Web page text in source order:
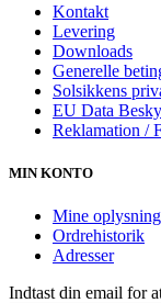
Kontakt
Levering
Downloads
Generelle
Solsikkens
EU Data
Reklamation /
MIN KONTO
Mine
Ordrehistorik
Adresser
Indtast din email for